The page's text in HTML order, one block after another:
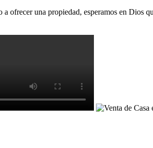
ofrecer una propiedad, esperamos en Dios